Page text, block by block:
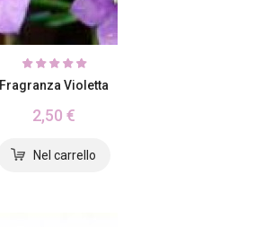
Fragranza Violetta
2,50 €